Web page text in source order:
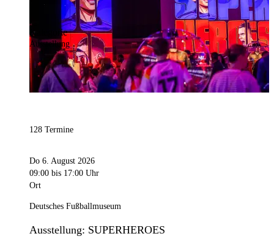
Kategorie
Ausstellung
128 Termine
Do 6. August 2026
09:00 bis 17:00 Uhr
Ort
Deutsches Fußballmuseum
Ausstellung: SUPERHEROES